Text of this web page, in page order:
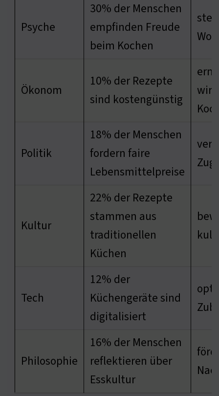
Psyche
30% der Menschen
empfinden Freude
beim Kochen
Ökonom
10% der Rezepte
sind kostengünstig
Politik
18% der Menschen
fordern faire
Lebensmittelpreise
Kultur
22% der Rezepte
stammen aus
traditionellen
Küchen
Tech
12% der
Küchengeräte sind
digitalisiert
Philosophie
16% der Menschen
reflektieren über
Esskultur